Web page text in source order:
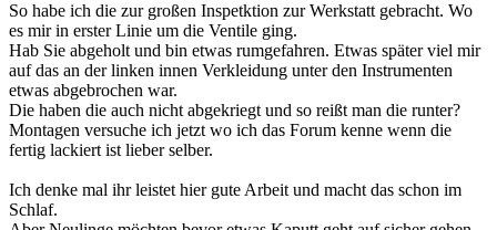
So habe ich die zur großen Inspetktion zur Werkstatt gebracht. Wo
es mir in erster Linie um die Ventile ging.
Hab Sie abgeholt und bin etwas rumgefahren. Etwas später viel mir
auf das an der linken innen Verkleidung unter den Instrumenten
etwas abgebrochen war.
Die haben die auch nicht abgekriegt und so reißt man die runter?
Montagen versuche ich jetzt wo ich das Forum kenne wenn die
fertig lackiert ist lieber selber.
Ich denke mal ihr leistet hier gute Arbeit und macht das schon im
Schlaf.